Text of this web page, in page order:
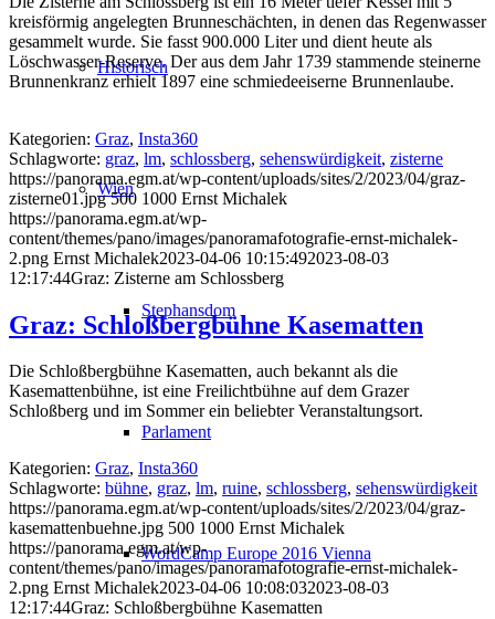
Historisch
Wien
Stephansdom
Parlament
WordCamp Europe 2016 Vienna
kreisförmig angelegten Brunneschächten, in denen das Regenwasser
gesammelt wurde. Sie fasst 900.000 Liter und dient heute als
Löschwasser-Reserve. Der aus dem Jahr 1739 stammende steinerne
Brunnenkranz erhielt 1897 eine schmiedeeiserne Brunnenlaube.
Kategorien: Graz, Insta360
Schlagworte: graz, lm, schlossberg, sehenswürdigkeit, zisterne
https://panorama.egm.at/wp-content/uploads/sites/2/2023/04/graz-
zisterne01.jpg 500 1000 Ernst Michalek
https://panorama.egm.at/wp-
content/themes/pano/images/panoramafotografie-ernst-michalek-
2.png Ernst Michalek2023-04-06 10:15:492023-08-03
12:17:44Graz: Zisterne am Schlossberg
Graz: Schloßbergbühne Kasematten
Die Schloßbergbühne Kasematten, auch bekannt als die
Kasemattenbühne, ist eine Freilichtbühne auf dem Grazer
Schloßberg und im Sommer ein beliebter Veranstaltungsort.
Kategorien: Graz, Insta360
Schlagworte: bühne, graz, lm, ruine, schlossberg, sehenswürdigkeit
https://panorama.egm.at/wp-content/uploads/sites/2/2023/04/graz-
kasemattenbuehne.jpg 500 1000 Ernst Michalek
https://panorama.egm.at/wp-
content/themes/pano/images/panoramafotografie-ernst-michalek-
2.png Ernst Michalek2023-04-06 10:08:032023-08-03
12:17:44Graz: Schloßbergbühne Kasematten